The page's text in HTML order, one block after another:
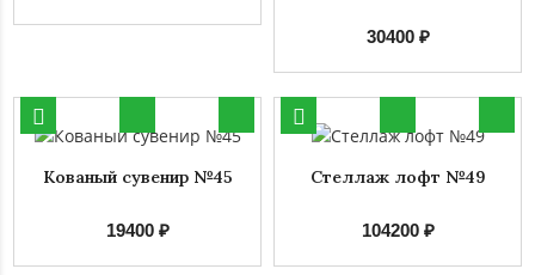
30400 ₽
Кованый сувенир №45
19400 ₽
Стеллаж лофт №49
104200 ₽